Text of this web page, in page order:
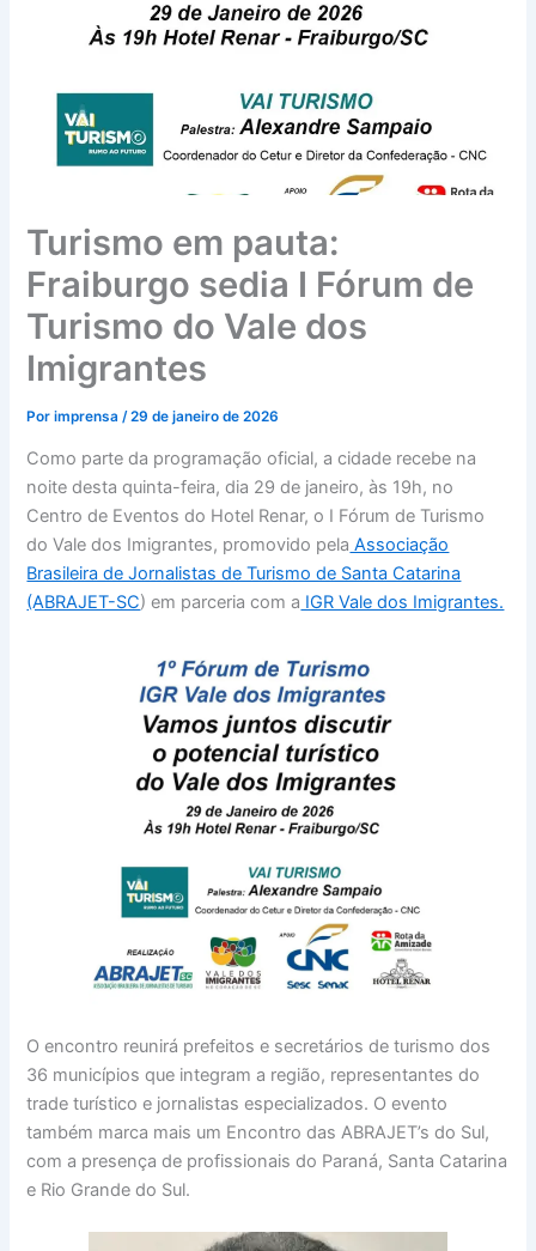
Turismo em pauta:
Fraiburgo sedia I Fórum de
Turismo do Vale dos
Imigrantes
Porimprensa /29 de janeiro de 2026
Como parte da programação oficial, a cidade recebe na
noite desta quinta-feira, dia 29 de janeiro, às 19h, no
Centro de Eventos do Hotel Renar, o I Fórum de Turismo
do Vale dos Imigrantes, promovido pela Associação
Brasileira de Jornalistas de Turismo de Santa Catarina
(ABRAJET-SC) em parceria com a IGR Vale dos Imigrantes.
O encontro reunirá prefeitos e secretários de turismo dos
36 municípios que integram a região, representantes do
trade turístico e jornalistas especializados. O evento
também marca mais um Encontro das ABRAJET’s do Sul,
com a presença de profissionais do Paraná, Santa Catarina
e Rio Grande do Sul.